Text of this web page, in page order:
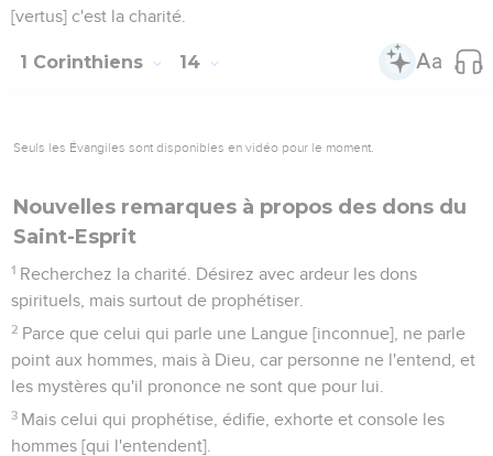
[vertus] c'est la charité.
1 Corinthiens 14
Seuls les Évangiles sont disponibles en vidéo pour le moment.
Nouvelles remarques à propos des dons du
Saint-Esprit
1 Recherchez la charité. Désirez avec ardeur les dons
spirituels, mais surtout de prophétiser.
2 Parce que celui qui parle une Langue [inconnue], ne parle
point aux hommes, mais à Dieu, car personne ne l'entend, et
les mystères qu'il prononce ne sont que pour lui.
3 Mais celui qui prophétise, édifie, exhorte et console les
hommes [qui l'entendent].